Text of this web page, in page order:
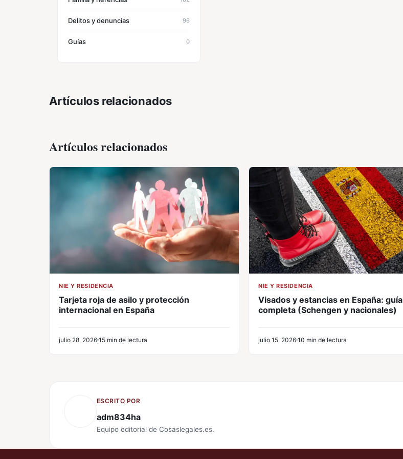
Delitos y denuncias 96
Guías 0
Artículos relacionados
Artículos relacionados
NIE Y RESIDENCIA
Tarjeta roja de asilo y protección
internacional en España
julio 28, 2026 15 min de lectura
NIE Y RESIDENCIA
Visados y estancias en España: guía
completa (Schengen y nacionales)
julio 15, 2026 10 min de lectura
ESCRITO POR
adm834ha
Equipo editorial de Cosaslegales.es.